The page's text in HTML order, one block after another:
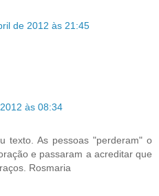
de 2012 às 21:45
às 08:34
texto. As pessoas "perderam" o
e passaram a acreditar que
Rosmaria